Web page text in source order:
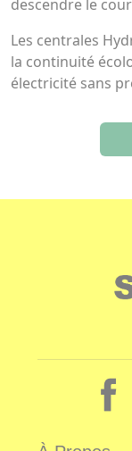
descendre le
Les centrales
la continuité
électricité sans